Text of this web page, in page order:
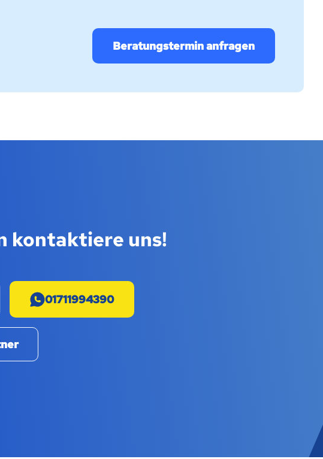
Beratungstermin anfragen
kontaktiere uns!
01711994390